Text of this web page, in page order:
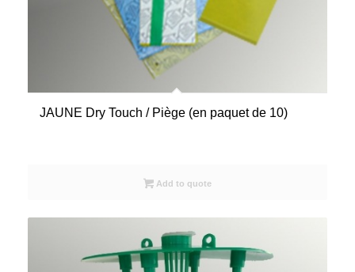
JAUNE Dry Touch / Piège (en paquet de 10)
Add to quote